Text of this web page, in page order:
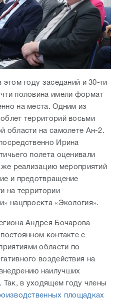
году заседаний и 30-ти
половина имели формат
на места. Одним из
территорий восьми
области на самолете Ан-2.
Ирина
полета оценивали
реализацию мероприятий
и предотвращение
на территории
нацпроекта «Экология».
Андрея Бочарова
контакте с
области по
воздействия на
наилучших
Так, в уходящем году члены
площадках